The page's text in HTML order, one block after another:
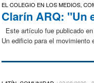
EL COLEGIO EN LOS MEDIOS,
Clarín ARQ: "Un
Este artículo fue publicado
Un edificio para el